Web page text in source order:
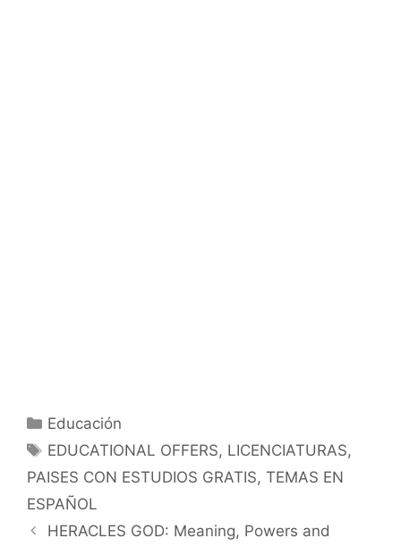
Categorías
Educación
Etiquetas
EDUCATIONAL OFFERS, LICENCIATURAS,
PAISES CON ESTUDIOS GRATIS, TEMAS EN
ESPAÑOL
HERACLES GOD: Meaning, Powers and